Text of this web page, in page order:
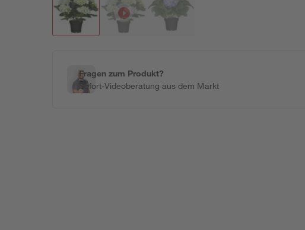
Fragen zum Produkt?
Sofort-Videoberatung aus dem Markt